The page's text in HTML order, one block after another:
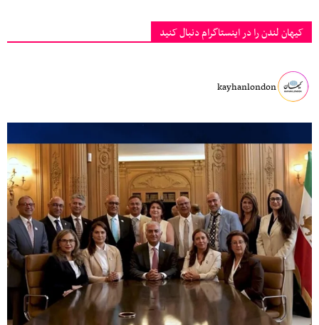
کیهان لندن را در اینستاگرام دنبال کنید
kayhanlondon